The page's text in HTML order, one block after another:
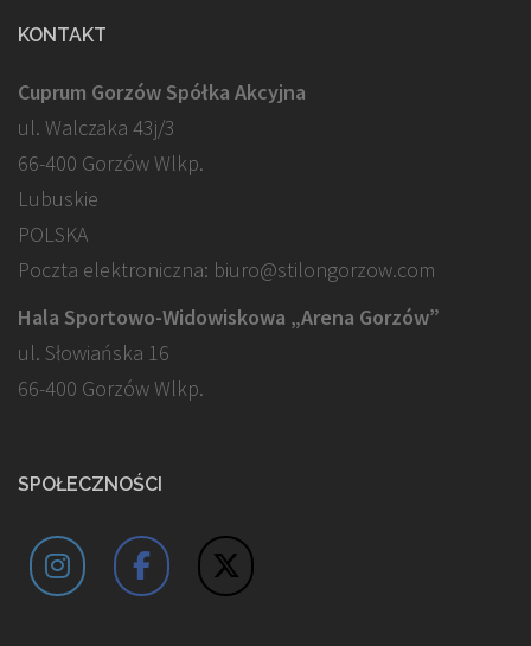
KONTAKT
Cuprum Gorzów Spółka Akcyjna
ul. Walczaka 43j/3
66-400 Gorzów Wlkp.
Lubuskie
POLSKA
Poczta elektroniczna: biuro@stilongorzow.com
Hala Sportowo-Widowiskowa „Arena Gorzów”
ul. Słowiańska 16
66-400 Gorzów Wlkp.
SPOŁECZNOŚCI